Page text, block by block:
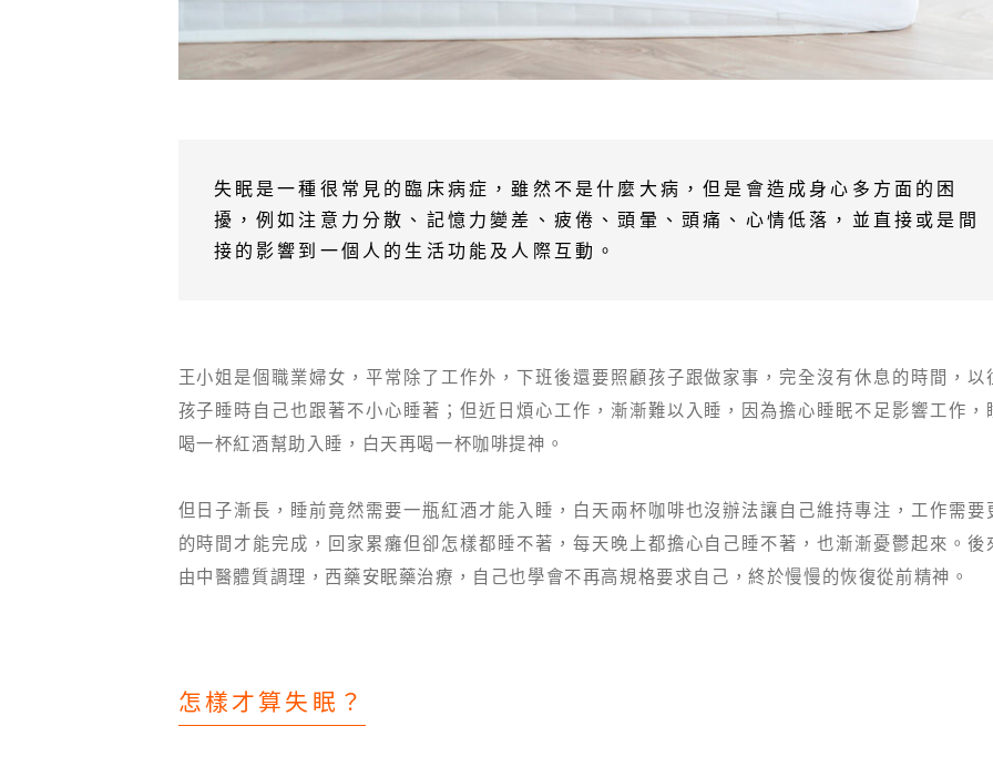
失眠是一種很常見的臨床病症，雖然不是什麼大病，但是會造成身心多方面的困
擾，例如注意力分散、記憶力變差、疲倦、頭暈、頭痛、心情低落，並直接或是間
接的影響到一個人的生活功能及人際互動。
王小姐是個職業婦女，平常除了工作外，下班後還要照顧孩子跟做家事，完全沒有休息的時間，以
孩子睡時自己也跟著不小心睡著；但近日煩心工作，漸漸難以入睡，因為擔心睡眠不足影響工作，
喝一杯紅酒幫助入睡，白天再喝一杯咖啡提神。
但日子漸長，睡前竟然需要一瓶紅酒才能入睡，白天兩杯咖啡也沒辦法讓自己維持專注，工作需要
的時間才能完成，回家累癱但卻怎樣都睡不著，每天晚上都擔心自己睡不著，也漸漸憂鬱起來。後
由中醫體質調理，西藥安眠藥治療，自己也學會不再高規格要求自己，終於慢慢的恢復從前精神。
怎樣才算失眠？